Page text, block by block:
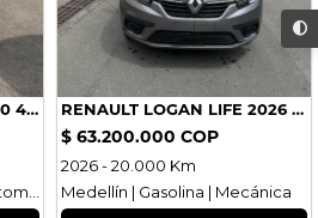
MERCEDES BENZ GLC 250 4MATIC RENAULT LOGAN LIFE 2026 20.000 KM IMPECABLE TRASPASO INMEDIATO
$ 63.200.000 COP
2026 - 20.000 Km
Medellín | Gasolina | Mecánica